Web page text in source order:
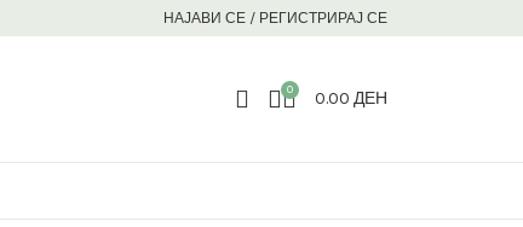
НАЈАВИ СЕ / РЕГИСТРИРАЈ СЕ
0 0.00 ДЕН